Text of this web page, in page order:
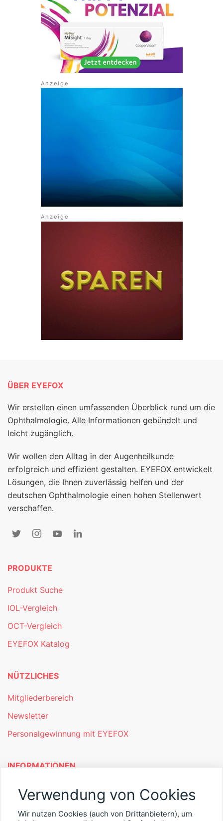
ÜBER EYEFOX
Wir erstellen einen umfassenden Überblick rund um die
Ophthalmologie. Alle Informationen gebündelt und
leicht zugänglich.
Wir wollen den Alltag in der Augenheilkunde
erfolgreich und effizient gestalten. EYEFOX entwickelt
Lösungen, die Ihnen zuverlässig helfen und der
deutschen Ophthalmologie einen hohen Stellenwert
verschaffen.
PRODUKTE
Produkt Suche
IOL-Vergleich
OCT-Vergleich
EYEFOX Katalog
NÜTZLICHES
Mitgliederbereich
Newsletter
Personalgewinnung mit EYEFOX
INFORMATIONEN
Was ist EYEFOX – Ihre Möglichkeiten
Verwendung von Cookies
Wir nutzen Cookies (auch von Drittanbietern), um